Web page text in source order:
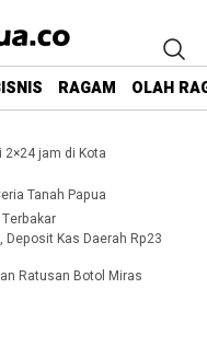
RAGAM OLAH
jam di Kota
Tanah Papua
Kas Daerah Rp23
Ratusan Botol Miras